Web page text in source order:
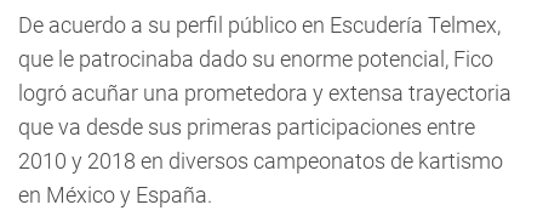
De acuerdo a su perfil público en Escudería Telmex,
que le patrocinaba dado su enorme potencial, Fico
logró acuñar una prometedora y extensa trayectoria
que va desde sus primeras participaciones entre
2010 y 2018 en diversos campeonatos de kartismo
en México y España.